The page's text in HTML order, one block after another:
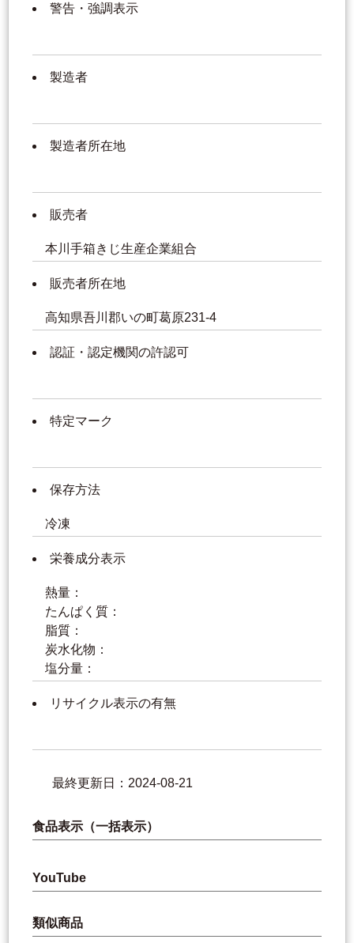
警告・強調表示
製造者
製造者所在地
販売者
本川手箱きじ生産企業組合
販売者所在地
高知県吾川郡いの町葛原231-4
認証・認定機関の許認可
特定マーク
保存方法
冷凍
栄養成分表示
熱量：
たんぱく質：
脂質：
炭水化物：
塩分量：
リサイクル表示の有無
最終更新日：2024-08-21
食品表示（一括表示）
YouTube
類似商品